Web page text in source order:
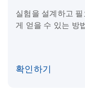
실험을 설계하고
게 얻을 수 있는 방
확인하기